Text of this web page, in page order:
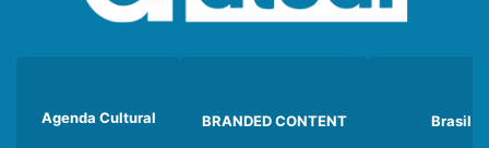
Agenda Cultural BRANDED CONTENT Brasil